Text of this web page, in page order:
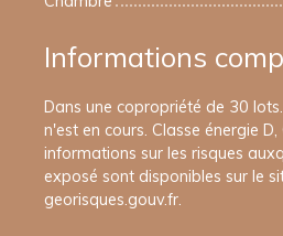
Informations
Dans une copropriété de 30
n'est en cours. Classe énergie D,
informations sur les risques
exposé sont disponibles sur le
georisques.gouv.fr.